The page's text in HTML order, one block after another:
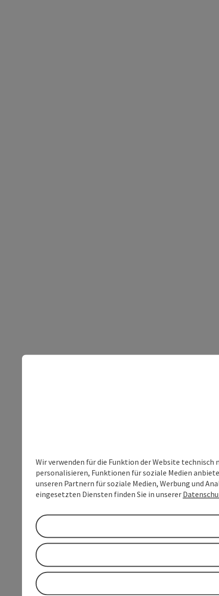
Wir verwenden für die Funktion der Website
personalisieren, Funktionen für soziale Medien
unseren Partnern für soziale Medien, Werbung und
eingesetzten Diensten finden Sie in unserer